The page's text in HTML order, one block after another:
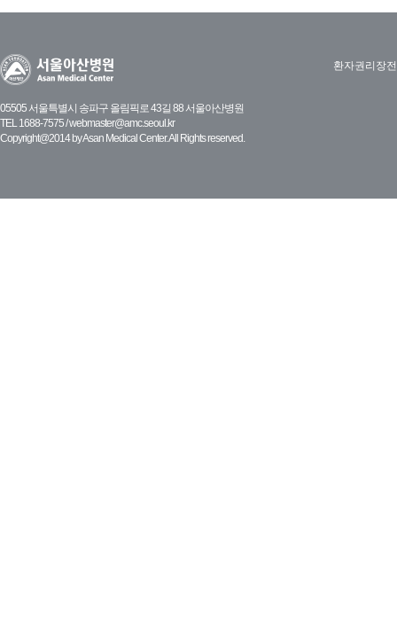
05505 서울특별시 송파구 올림픽로 43길 88 서울아산병원
TEL 1688-7575 /webmaster@amc.seoul.kr
Copyright@2014 by Asan Medical Center. All Rights reserved.
환자권리장전